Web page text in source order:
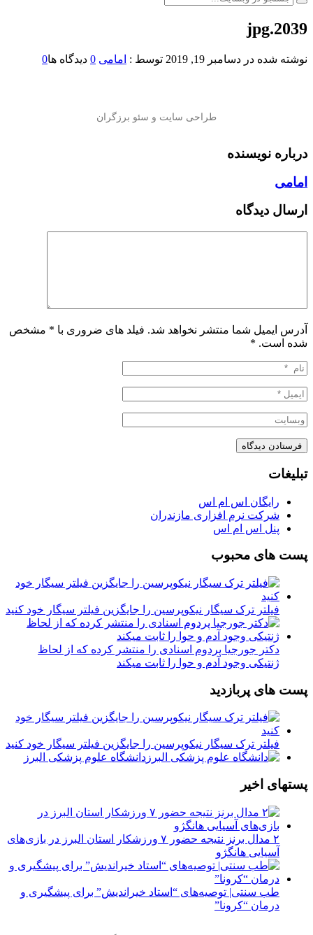
2039.jpg
نوشته شده در دسامبر 19, 2019 توسط : امامی 0 دیدگاه ها0
درباره نویسنده
امامی
ارسال دیدگاه
آدرس ایمیل شما منتشر نخواهد شد. فیلد های ضروری با * مشخص
شده است. *
تبلیغات
رایگان اس ام اس
شرکت نرم افزاری مازندران
پنل اس ام اس
پست های محبوب
فیلتر ترک سیگار نیکوپرسین را جایگزین فیلتر سیگار خود کنید
دکتر جورجیا پردوم اسنادی را منتشر کرده که از لحاظ
ژنتیکی وجود آدم و حوا را ثابت میکند
پست های پربازدید
فیلتر ترک سیگار نیکوپرسین را جایگزین فیلتر سیگار خود کنید
دانشگاه علوم پزشکی البرز
پستهای اخیر
۲ مدال برنز نتیجه حضور ۷ ورزشکار استان البرز در بازی‌های
آسیایی هانگژو
طب سنتی| توصیه‌‌های “استاد خیراندیش” برای پیشگیری و
درمان “کرونا”